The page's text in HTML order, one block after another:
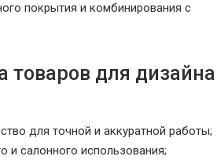
покрытия и комбинирования с
товаров для дизайна
для точной и аккуратной работы;
и салонного использования;